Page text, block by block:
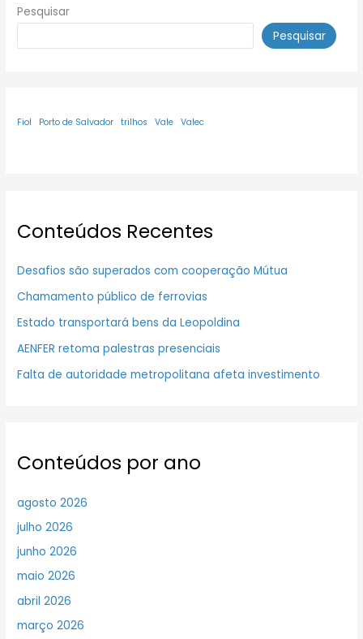
Pesquisar
Pesquisar
Fiol Porto de Salvador trilhos Vale Valec
Conteúdos Recentes
Desafios são superados com cooperação Mútua
Chamamento público de ferrovias
Estado transportará bens da Leopoldina
AENFER retoma palestras presenciais
Falta de autoridade metropolitana afeta investimento
Conteúdos por ano
agosto 2026
julho 2026
junho 2026
maio 2026
abril 2026
março 2026